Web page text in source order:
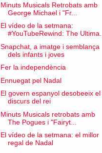
Minuts Musicals Retrobats amb
George Michael i "Fr...
El vídeo de la setmana:
#YouTubeRewind: The Ultima...
Snapchat, a imatge i semblança
dels infants i joves
Fer la independència
Ennuegat pel Nadal
El govern espanyol desobeeix el
discurs del rei
Minuts Musicals retrobats amb
The Pogues i "Fairyt...
El vídeo de la setmana: el millor
regal de Nadal